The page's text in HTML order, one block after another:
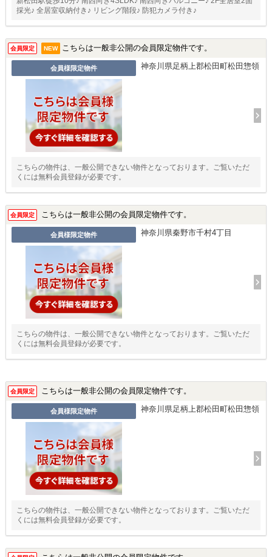
採光♪ 全居室収納付き♪ リビング階段♪ 防犯カメラ付き♪
会員限定 NEW こちらは一般非公開の会員限定物件です。
会員様限定物件 神奈川県足柄上郡松田町松田惣領
こちらの物件は、一般公開できない物件となっております。ご覧いただ
くには無料会員登録が必要です。
会員限定 こちらは一般非公開の会員限定物件です。
会員様限定物件 神奈川県秦野市千村4丁目
こちらの物件は、一般公開できない物件となっております。ご覧いただ
くには無料会員登録が必要です。
会員限定 こちらは一般非公開の会員限定物件です。
会員様限定物件 神奈川県足柄上郡松田町松田惣領
こちらの物件は、一般公開できない物件となっております。ご覧いただ
くには無料会員登録が必要です。